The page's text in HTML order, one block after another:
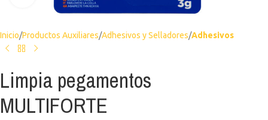
Inicio Productos Auxiliares Adhesivos y Selladores Adhesivos
Limpia pegamentos
MULTIFORTE